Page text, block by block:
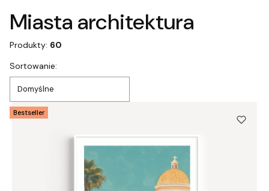
Miasta architektura
Produkty: 60
Lista produktów
Sortowanie:
Domyślne
Bestseller